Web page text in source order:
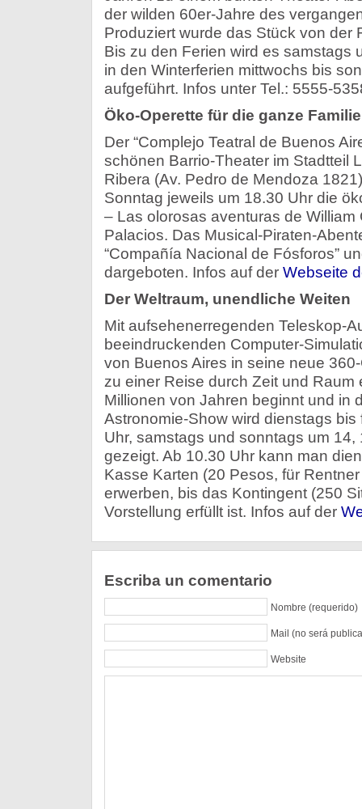
der wilden 60er-Jahre des
Produziert wurde das Stück von der
Bis zu den Ferien wird es samstags
in den Winterferien mittwochs bis
aufgeführt. Infos unter Tel.: 5555-
Öko-Operette für die ganze Familie
Der “Complejo Teatral de Buenos
schönen Barrio-Theater im Stadtteil
Ribera (Av. Pedro de Mendoza
Sonntag jeweils um 18.30 Uhr die
– Las olorosas aventuras de William
Palacios. Das Musical-Piraten-
“Compañía Nacional de Fósforos”
dargeboten. Infos auf der Webseite
Der Weltraum, unendliche Weiten
Mit aufsehenerregenden Teleskop-
beeindruckenden Computer-
von Buenos Aires in seine neue
zu einer Reise durch Zeit und Raum
Millionen von Jahren beginnt und in
Astronomie-Show wird dienstags
Uhr, samstags und sonntags um
gezeigt. Ab 10.30 Uhr kann man
Kasse Karten (20 Pesos, für
erwerben, bis das Kontingent (250
Vorstellung erfüllt ist. Infos auf der
Escriba un comentario
Nombre (requerido)
Mail (no será
Website